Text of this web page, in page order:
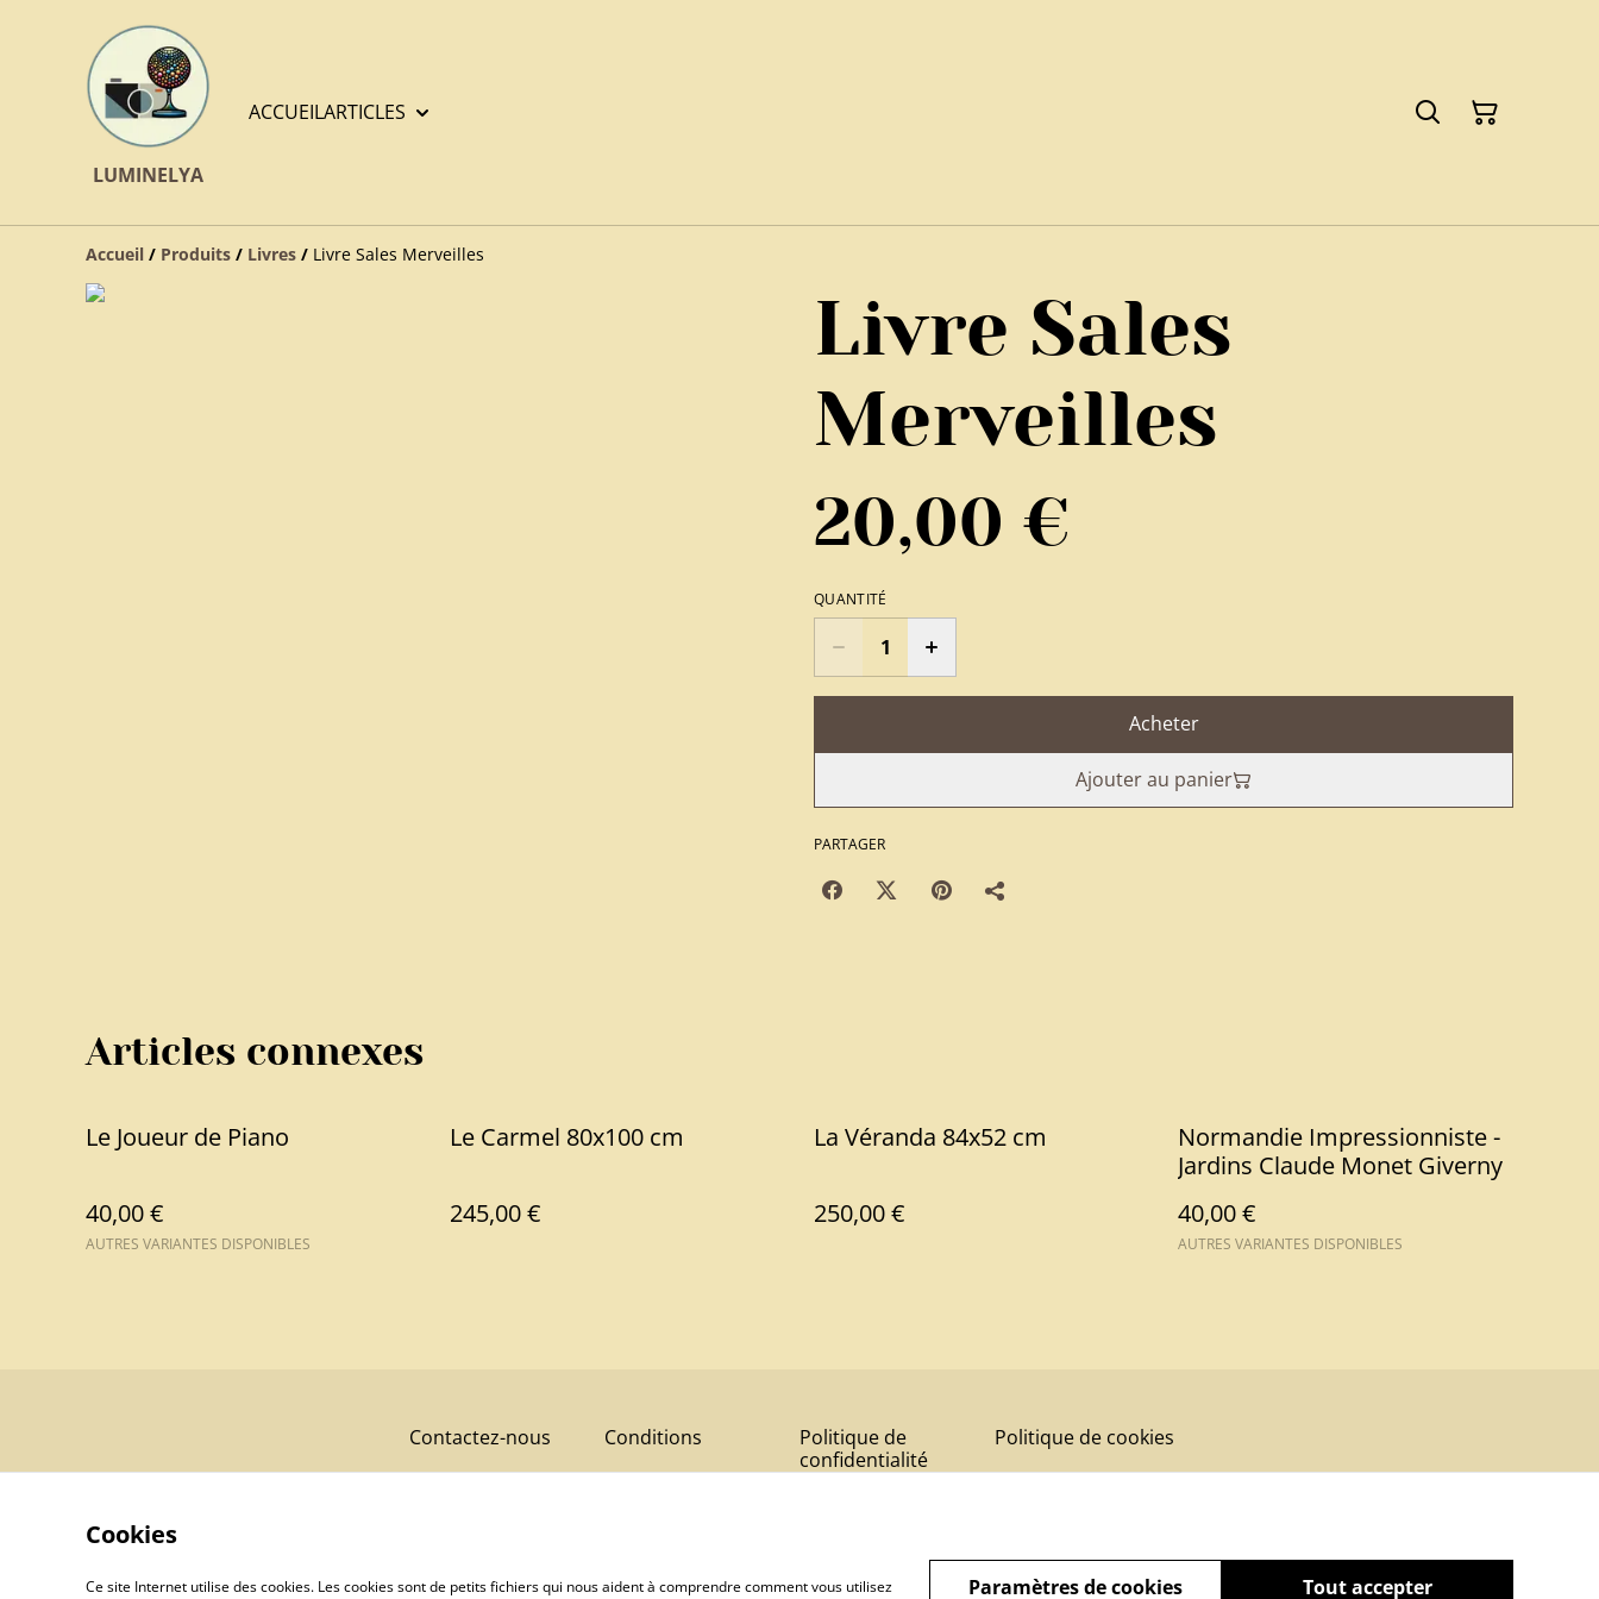
LUMINELYA
ACCUEILARTICLES
Accueil / Produits / Livres / Livre Sales Merveilles
Livre Sales
Merveilles
20,00 €
QUANTITÉ
Acheter
Ajouter au panier
PARTAGER
Articles connexes
Le Joueur de Piano
40,00 €
AUTRES VARIANTES DISPONIBLES
Le Carmel 80x100 cm
245,00 €
La Véranda 84x52 cm
250,00 €
Normandie Impressionniste -
Jardins Claude Monet Giverny
40,00 €
AUTRES VARIANTES DISPONIBLES
Contactez-nous Conditions
Politique de
confidentialité
Politique de cookies
Cookies
Ce site Internet utilise des cookies. Les cookies sont de petits fichiers qui nous aident à comprendre comment vous utilisez
Tout accepter
Paramètres de cookies